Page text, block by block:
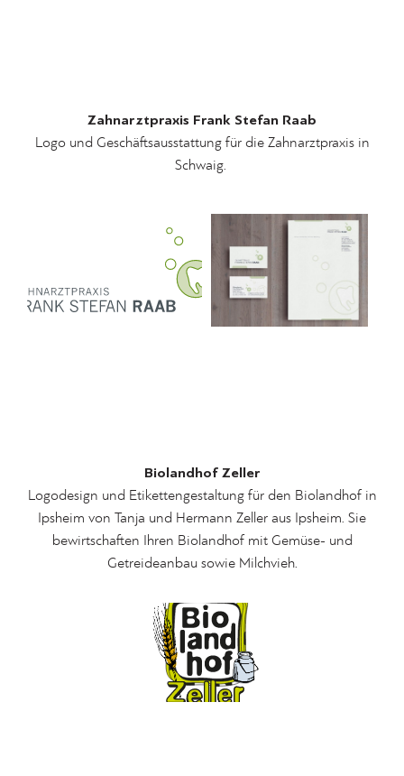
Zahnarztpraxis Frank Stefan Raab
Logo und Geschäftsausstattung für die Zahnarztpraxis in
Schwaig.
Biolandhof Zeller
Logodesign und Etikettengestaltung für den Biolandhof in
Ipsheim von Tanja und Hermann Zeller aus Ipsheim. Sie
bewirtschaften Ihren Biolandhof mit Gemüse- und
Getreideanbau sowie Milchvieh.